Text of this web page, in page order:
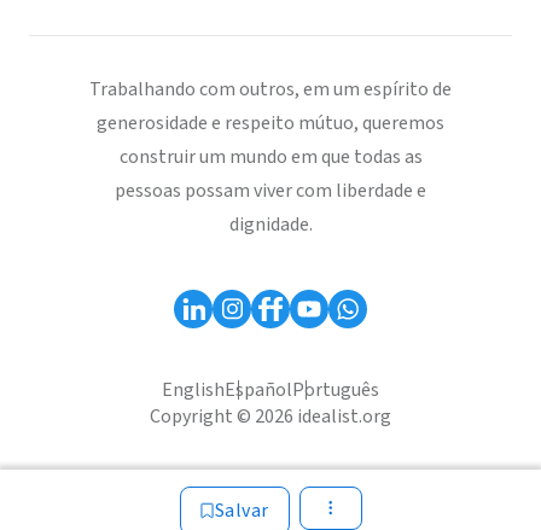
Salvar
Trabalhando com outros, em um espírito de
generosidade e respeito mútuo, queremos
construir um mundo em que todas as
pessoas possam viver com liberdade e
dignidade.
EnglishEspañolPortuguês
Copyright © 2026 idealist.org